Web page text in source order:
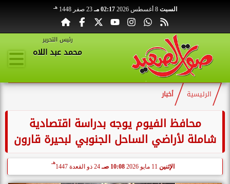
السبت 8 أغسطس 2026 02:17 مـ 23 صفر 1448 هـ
رئيس التحرير
محمد عبد اللاه
الرئيسية أخبار
محافظ الفيوم يوجه بدراسة اقتصادية
شاملة لأراضي الساحل الجنوبي لبحيرة قارون
الإثنين 10:08 صـ 24 ذو القعدة 1447
هـ